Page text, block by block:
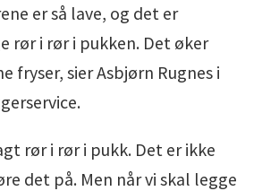
er så lave, og det er
rør i rør i pukken. Det øker
fryser, sier Asbjørn Rugnes i
rør i rør i pukk. Det er ikke
det på. Men når vi skal legge